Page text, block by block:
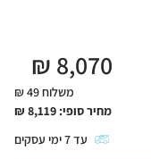
8,070
₪
משלוח 49 ₪
מחיר סופי: 8,119
₪
עד7ימי עסקים